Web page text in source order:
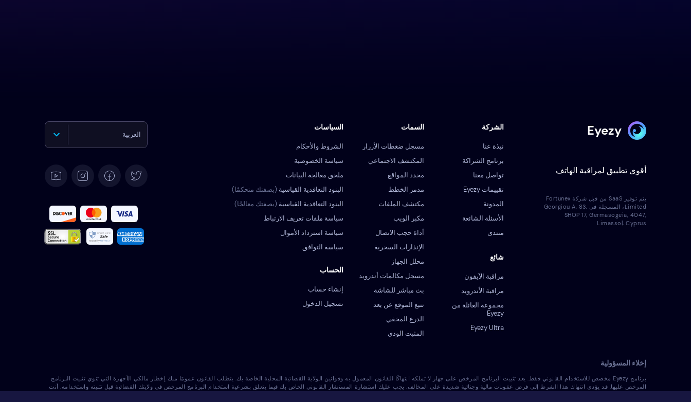
Eyezy
أقوى تطبيق لمراقبة الهاتف
الشركة
نبذة عنا
برنامج الشراكة
تواصل معنا
تقييمات Eyezy
المدونة
الأسئلة الشائعة
منتدى
شائع
مراقبة الآيفون
مراقبة الأندرويد
مجموعة العائلة من
Eyezy
Eyezy Ultra
الحساب
إنشاء حساب
تسجيل الدخول
السياسات
الشروط والأحكام
سياسة الخصوصية
ملحق معالجة البيانات
البنود التعاقدية القياسية (بصفتك متحكمًا)
البنود التعاقدية القياسية (بصفتك معالجًا)
سياسة ملفات تعريف الارتباط
سياسة استرداد الأموال
سياسة التوافق
السمات
مسجل ضغطات الأزرار
المكتشف الاجتماعي
محدد المواقع
مدمر الخطط
مكتشف الملفات
مكبر الويب
أداة حجب الاتصال
الإنذارات السحرية
محلل الجهاز
مسجل مكالمات أندرويد
بث مباشر للشاشة
تتبع الموقع عن بعد
الدرع المخفي
المثبت الودي
العربية
Español
Français
يتم توفير SaaS من قبل شركة Fortunex
Limited، المسجلة في Georgiou A, 83,
SHOP 17, Germasogeia, 4047,
Limassol, Cyprus
إخلاء المسؤولية
برنامج Eyezy مخصص للاستخدام القانوني فقط. يعد تثبيت البرنامج المرخص على جهاز لا تملكه انتهاكًا للقانون المعمول به وقوانين الولاية القضائية المحلية الخاصة بك. يتطلب القانون عمومًا منك إخطار مالكي الأجهزة التي تنوي تثبيت البرنامج
المرخص عليها. قد يؤدي انتهاك هذا الشرط إلى فرض عقوبات مالية وجنائية شديدة على المخالف. يجب عليك استشارة المستشار القانوني الخاص بك فيما يتعلق بشرعية استخدام البرنامج المرخص في ولايتك القضائية قبل تثبيته واستخدامه. أنت